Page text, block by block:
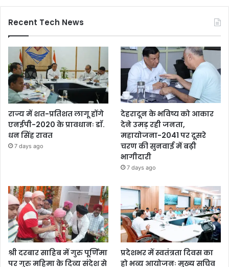
Recent Tech News
राज्य में शत-प्रतिशत लागू होंगे
एनईपी-2020 के प्रावधानः डाॅ.
धन सिंह रावत
7 days ago
देहरादून के भविष्य को आकार
देने उमड़ रही जनता,
महायोजना-2041 पर दूसरे
चरण की सुनवाई में बढ़ी
भागीदारी
7 days ago
श्री दरबार साहिब में गुरु पूर्णिमा
पर गुरु महिमा के दिव्य संदेश से
प्रदेशभर में स्वतंत्रता दिवस का
हो भव्य आयोजनः मुख्य सचिव